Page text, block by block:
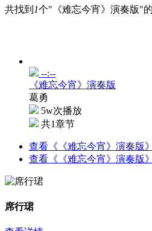
共找到 1个"《难忘今宵》演奏版"
--:--
《难忘今宵》演奏版
葛勇
5w次播放
共1章节
查看《《难忘今宵》演奏版
查看《《难忘今宵》演奏版
席行珺